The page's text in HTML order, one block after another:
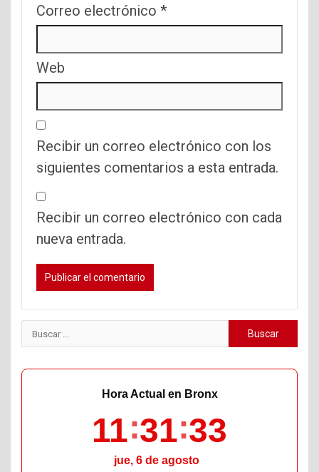
Correo electrónico *
Web
Recibir un correo electrónico con los
siguientes comentarios a esta entrada.
Recibir un correo electrónico con cada
nueva entrada.
Buscar:
Hora Actual en Bronx
11 31 34
jue, 6 de agosto